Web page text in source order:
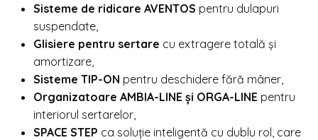
Sisteme de ridicare AVENTOS pentru dulapuri
suspendate,
Glisiere pentru sertare cu extragere totală și
amortizare,
Sisteme TIP-ON pentru deschidere fără mâner,
Organizatoare AMBIA-LINE și ORGA-LINE pentru
interiorul sertarelor,
SPACE STEP ca soluție inteligentă cu dublu rol, care